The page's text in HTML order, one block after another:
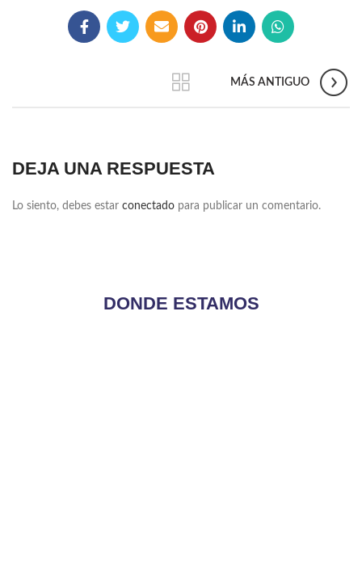
MÁS ANTIGUO
DEJA UNA RESPUESTA
Lo siento, debes estar conectado para publicar un comentario.
DONDE ESTAMOS